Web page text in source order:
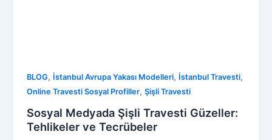
BLOG, İstanbul Avrupa Yakası Modelleri, İstanbul Travesti,
Online Travesti Sosyal Profiller,Şişli Travesti
Sosyal Medyada Şişli Travesti Güzeller:
Tehlikeler ve Tecrübeler